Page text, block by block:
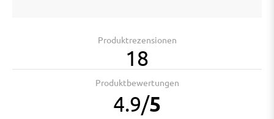
Produktrezensionen
18
Produktbewertungen
4.9/5